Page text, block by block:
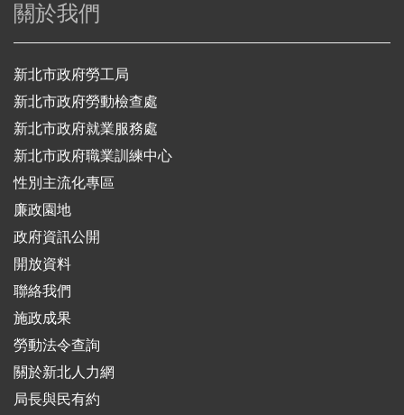
關於我們
新北市政府勞工局
新北市政府勞動檢查處
新北市政府就業服務處
新北市政府職業訓練中心
性別主流化專區
廉政園地
政府資訊公開
開放資料
聯絡我們
施政成果
勞動法令查詢
關於新北人力網
局長與民有約